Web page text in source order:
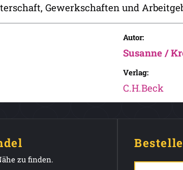
Gewerkschaften und
Autor:
Susanne /
Verlag:
C.H.Beck
zu finden.